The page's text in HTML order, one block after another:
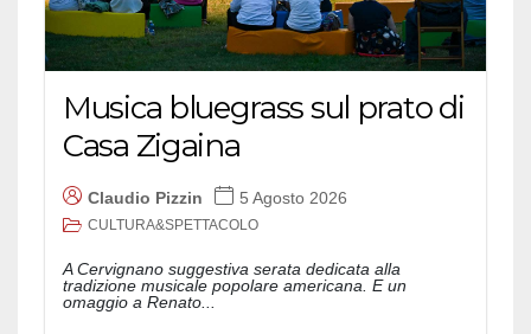
Musica bluegrass sul prato di
Casa Zigaina
Claudio Pizzin 5 Agosto 2026
CULTURA&SPETTACOLO
A Cervignano suggestiva serata dedicata alla
tradizione musicale popolare americana. E un
omaggio a Renato...